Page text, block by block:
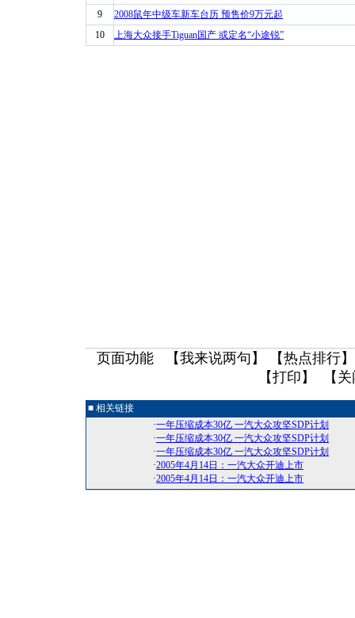
9
2008鼠年中级车新车台历 预售价9万元起
10
上海大众接手Tiguan国产 或定名“小途锐”
页面功能 【我来说两句 】 【热点排行
【打印 】 【 关
■ 相关链接
·一年压缩成本30亿 一汽大众攻坚SDP计划
·一年压缩成本30亿 一汽大众攻坚SDP计划
·一年压缩成本30亿 一汽大众攻坚SDP计划
·2005年4月14日：一汽大众开迪上市
·2005年4月14日：一汽大众开迪上市